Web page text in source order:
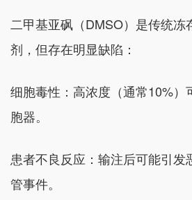
二甲基亚砜（DMSO）是传统冻
剂，但存在明显缺陷：
细胞毒性：高浓度（通常10%）
胞器。
患者不良反应：输注后可能引发
管事件。